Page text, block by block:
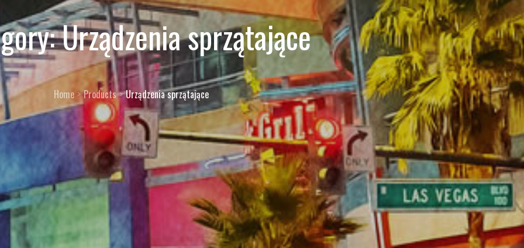
Urządzenia sprzątające
Home Products Urządzenia sprzątające